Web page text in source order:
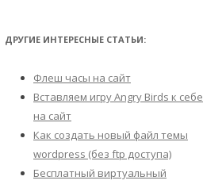
ДРУГИЕ ИНТЕРЕСНЫЕ СТАТЬИ:
Флеш часы на сайт
Вставляем игру Angry Birds к себе
на сайт
Как создать новый файл темы
wordpress (без ftp доступа)
Бесплатный виртуальный